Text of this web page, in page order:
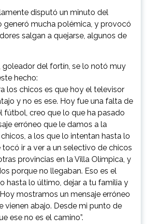
disputó un minuto del
generó mucha polémica, y provocó
salgan a quejarse, algunos de
goleador del fortín, se lo notó muy
hecho:
los chicos es que hoy el televisor
y no es ese. Hoy fue una falta de
fútbol, creo que lo que ha pasado
erróneo que le damos a la
a los que lo intentan hasta lo
ir a ver a un selectivo de chicos
provincias en la Villa Olímpica, y
porque no llegaban. Eso es el
hasta lo último, dejar a tu familia y
mostramos un mensaje erróneo
vienen abajo. Desde mi punto de
ese no es el camino”.